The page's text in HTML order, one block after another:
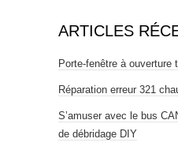
ARTICLES
Porte-fenêtre à ouverture
Réparation erreur 321
S’amuser avec le bus
de débridage DIY